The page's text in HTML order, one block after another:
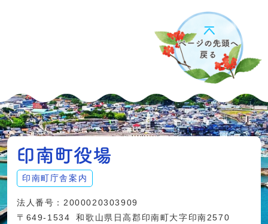
印南町庁舎案内
法人番号：2000020303909
〒649-1534
和歌山県日高郡印南町大字印南2570